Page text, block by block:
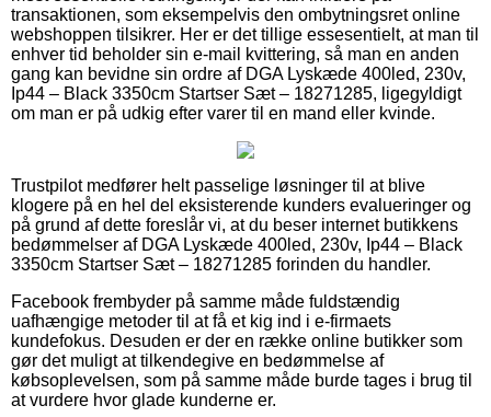
transaktionen, som eksempelvis den ombytningsret online
webshoppen tilsikrer. Her er det tillige essesentielt, at man til
enhver tid beholder sin e-mail kvittering, så man en anden
gang kan bevidne sin ordre af DGA Lyskæde 400led, 230v,
Ip44 – Black 3350cm Startser Sæt – 18271285, ligegyldigt
om man er på udkig efter varer til en mand eller kvinde.
Trustpilot medfører helt passelige løsninger til at blive
klogere på en hel del eksisterende kunders evalueringer og
på grund af dette foreslår vi, at du beser internet butikkens
bedømmelser af DGA Lyskæde 400led, 230v, Ip44 – Black
3350cm Startser Sæt – 18271285 forinden du handler.
Facebook frembyder på samme måde fuldstændig
uafhængige metoder til at få et kig ind i e-firmaets
kundefokus. Desuden er der en række online butikker som
gør det muligt at tilkendegive en bedømmelse af
købsoplevelsen, som på samme måde burde tages i brug til
at vurdere hvor glade kunderne er.